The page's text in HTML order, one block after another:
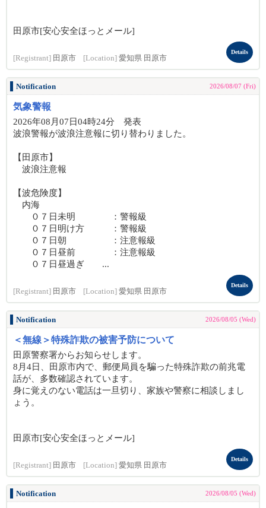
田原市[安心安全ほっとメール]
[Registrant] 田原市 [Location] 愛知県 田原市
Details
Notification 2026/08/07 (Fri)
気象警報
2026年08月07日04時24分 発表
波浪警報が波浪注意報に切り替わりました。
【田原市】
波浪注意報
【波危険度】
内海
０７日未明 ：警報級
０７日明け方 ：警報級
０７日朝 ：注意報級
０７日昼前 ：注意報級
０７日昼過ぎ ...
[Registrant] 田原市 [Location] 愛知県 田原市
Details
Notification 2026/08/05 (Wed)
＜無線＞特殊詐欺の被害予防について
田原警察署からお知らせします。
8月4日、田原市内で、郵便局員を騙った特殊詐欺の前兆電
話が、多数確認されています。
身に覚えのない電話は一旦切り、家族や警察に相談しまし
ょう。
田原市[安心安全ほっとメール]
[Registrant] 田原市 [Location] 愛知県 田原市
Details
Notification 2026/08/05 (Wed)